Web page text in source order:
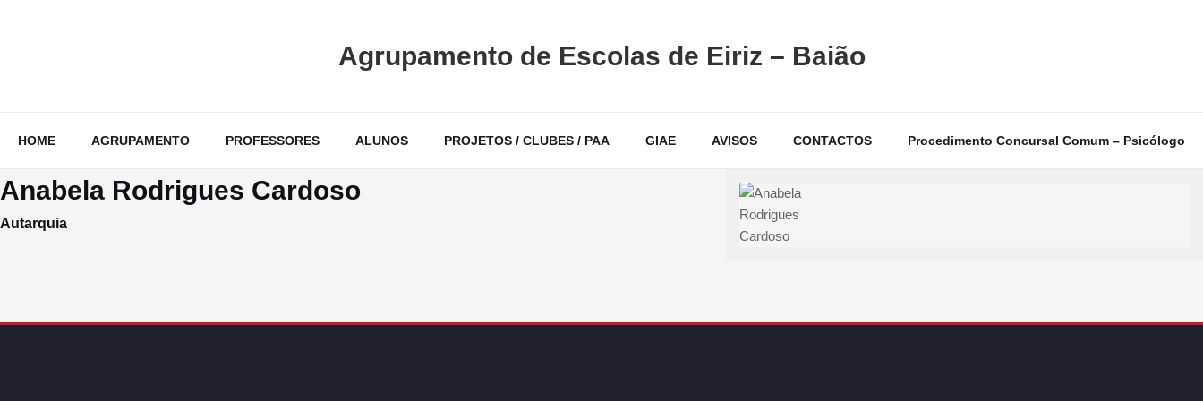
Agrupamento de Escolas de Eiriz – Baião
HOME AGRUPAMENTO PROFESSORES ALUNOS PROJETOS / CLUBES / PAA GIAE AVISOS CONTACTOS Procedimento Concursal Comum – Psicólogo
Anabela Rodrigues Cardoso
Autarquia